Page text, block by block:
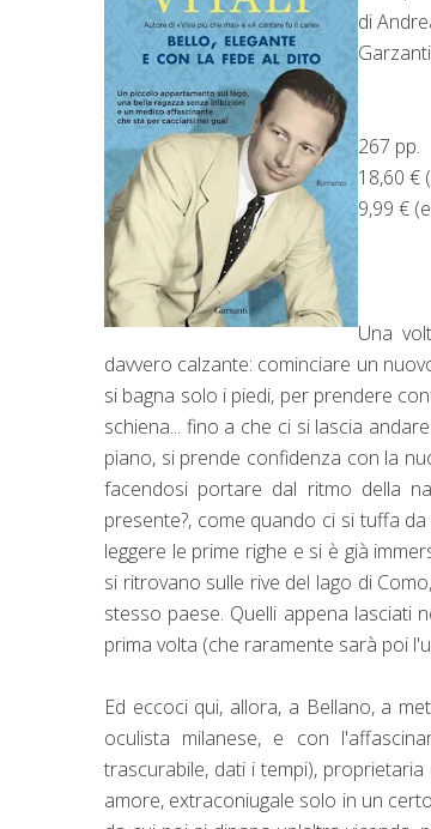
di
267 pp.
18,60 €
9,99 €
Una
davvero calzante: cominciare un
si bagna solo i piedi, per prendere
schiena... fino a che ci si lascia
piano, si prende confidenza con la
facendosi portare dal ritmo della
presente?, come quando ci si tuffa
leggere le prime righe e si è già
si ritrovano sulle rive del lago di
stesso paese. Quelli appena lasciati
prima volta (che raramente sarà poi
Ed eccoci qui, allora, a Bellano, a
oculista milanese, e con
trascurabile, dati i tempi),
amore, extraconiugale solo in un